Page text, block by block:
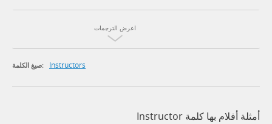
اعرض الترجمات
صيغ الكلمة: Instructors
أمثلة أفلام بها كلمة Instructor